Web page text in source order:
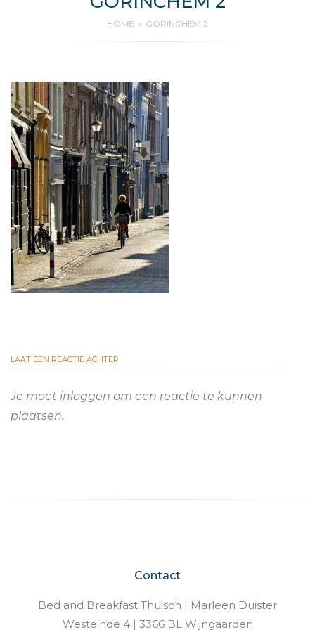
HOME GORINCHEM 2
LAAT EEN REACTIE ACHTER
Je moet inloggen om een reactie te kunnen
plaatsen.
Contact
Bed and Breakfast Thuisch | Marleen Duister
Westeinde 4 | 3366 BL Wijngaarden